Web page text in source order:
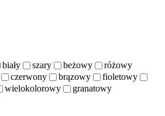
biały szary beżowy
różowy
czerwony brązowy
fioletowy
wielokolorowy
granatowy